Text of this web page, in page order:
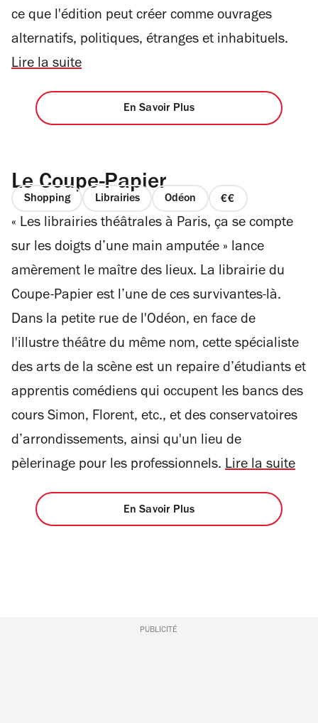
ce que l'édition peut créer comme ouvrages
alternatifs, politiques, étranges et inhabituels.
Lire la suite
En Savoir Plus
Le Coupe-Papier
Shopping Librairies Odéon
prix
2
sur
« Les librairies théâtrales à Paris, ça se compte
sur les doigts d’une main amputée » lance
amèrement le maître des lieux. La librairie du
Coupe-Papier est l’une de ces survivantes-là.
Dans la petite rue de l'Odéon, en face de
l'illustre théâtre du même nom, cette spécialiste
des arts de la scène est un repaire d’étudiants et
apprentis comédiens qui occupent les bancs des
cours Simon, Florent, etc., et des conservatoires
d’arrondissements, ainsi qu'un lieu de
pèlerinage pour les professionnels. Lire la suite
En Savoir Plus
PUBLICITÉ